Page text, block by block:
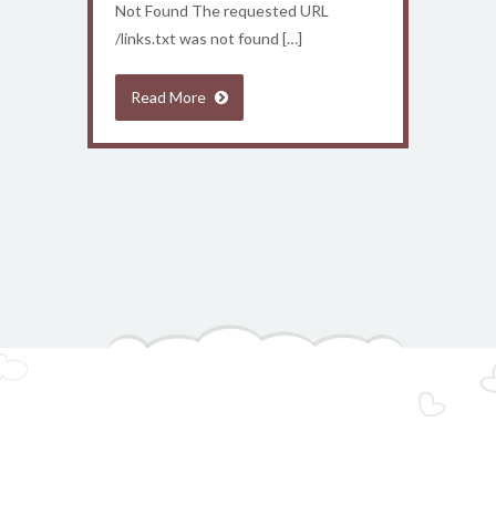
Not Found The requested URL
/links.txt was not found […]
Read More